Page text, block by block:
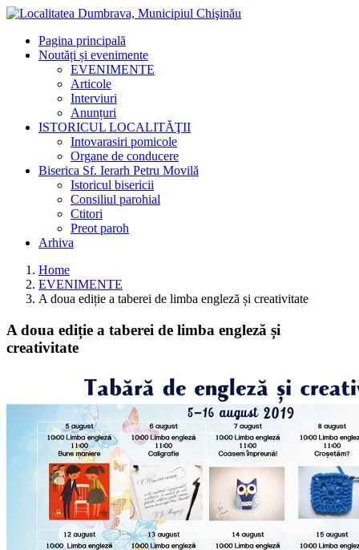
Pagina principală
Noutăți și evenimente
EVENIMENTE
Articole
Interviuri
Anunțuri
ISTORICUL LOCALITĂŢII
Intovarasiri pomicole
Organe de conducere
Biserica Sf. Ierarh Petru Movilă
Istoricul bisericii
Consiliul parohial
Ctitori
Preot paroh
Arhiva
Home
EVENIMENTE
A doua ediție a taberei de limba engleză și creativitate
A doua ediție a taberei de limba engleză și
creativitate